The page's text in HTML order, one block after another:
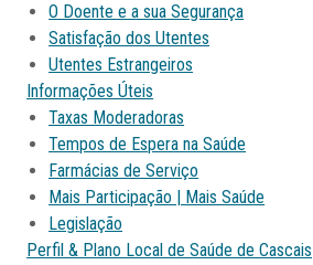
O Doente e a sua Segurança
Satisfação dos Utentes
Utentes Estrangeiros
Informações Úteis
Taxas Moderadoras
Tempos de Espera na Saúde
Farmácias de Serviço
Mais Participação | Mais Saúde
Legislação
Perfil & Plano Local de Saúde de Cascais